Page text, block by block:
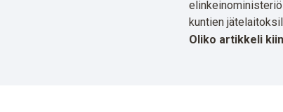
kuntien
Oliko artikkeli